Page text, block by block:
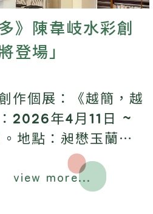
》陳韋岐水彩創
登場」
作個展：《越簡，越
2026年4月11日 ~
地點：昶懋玉蘭園
義七路50號）。
view more...